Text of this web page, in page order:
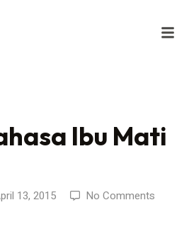
Ibu Mati
13, 2015 No Comments